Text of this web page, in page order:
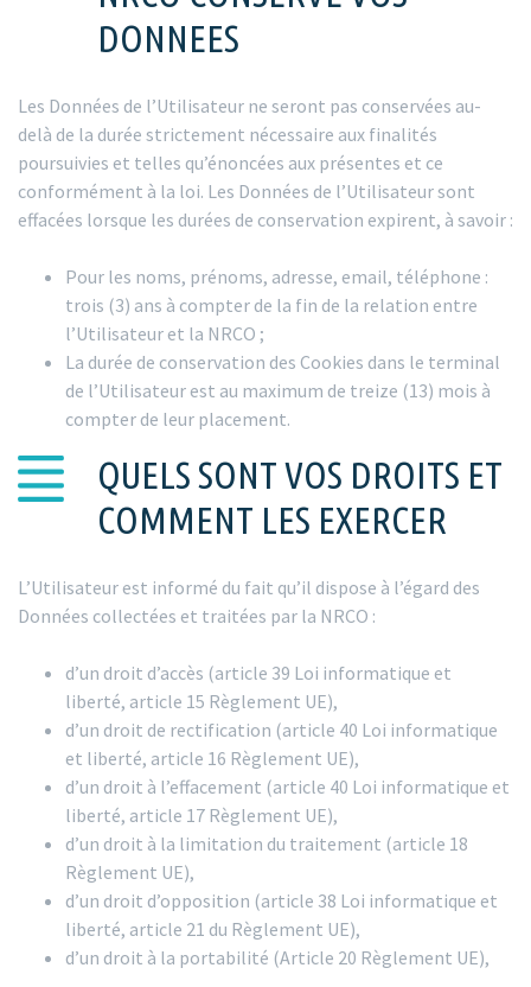
DONNEES
Les Données de l’Utilisateur ne seront pas conservées au-
delà de la durée strictement nécessaire aux finalités
poursuivies et telles qu’énoncées aux présentes et ce
conformément à la loi. Les Données de l’Utilisateur sont
effacées lorsque les durées de conservation expirent, à savoir :
Pour les noms, prénoms, adresse, email, téléphone :
trois (3) ans à compter de la fin de la relation entre
l’Utilisateur et la NRCO ;
La durée de conservation des Cookies dans le terminal
de l’Utilisateur est au maximum de treize (13) mois à
compter de leur placement.
QUELS SONT VOS DROITS ET
COMMENT LES EXERCER
L’Utilisateur est informé du fait qu’il dispose à l’égard des
Données collectées et traitées par la NRCO :
d’un droit d’accès (article 39 Loi informatique et
liberté, article 15 Règlement UE),
d’un droit de rectification (article 40 Loi informatique
et liberté, article 16 Règlement UE),
d’un droit à l’effacement (article 40 Loi informatique et
liberté, article 17 Règlement UE),
d’un droit à la limitation du traitement (article 18
Règlement UE),
d’un droit d’opposition (article 38 Loi informatique et
liberté, article 21 du Règlement UE),
d’un droit à la portabilité (Article 20 Règlement UE),